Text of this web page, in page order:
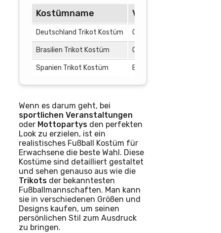
Kostümname Verfügbarkeit
Deutschland Trikot Kostüm Online-Shops,
Brasilien Trikot Kostüm Online-Shops
Spanien Trikot Kostüm Einzelhandelsgeschäfte
Wenn es darum geht, bei
sportlichen Veranstaltungen
oder Mottopartys den perfekten
Look zu erzielen, ist ein
realistisches Fußball Kostüm für
Erwachsene die beste Wahl. Diese
Kostüme sind detailliert gestaltet
und sehen genauso aus wie die
Trikots der bekanntesten
Fußballmannschaften. Man kann
sie in verschiedenen Größen und
Designs kaufen, um seinen
persönlichen Stil zum Ausdruck
zu bringen.